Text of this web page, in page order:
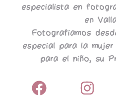
especialista en
en
Fotografiamos
especial para la
para el niño, su